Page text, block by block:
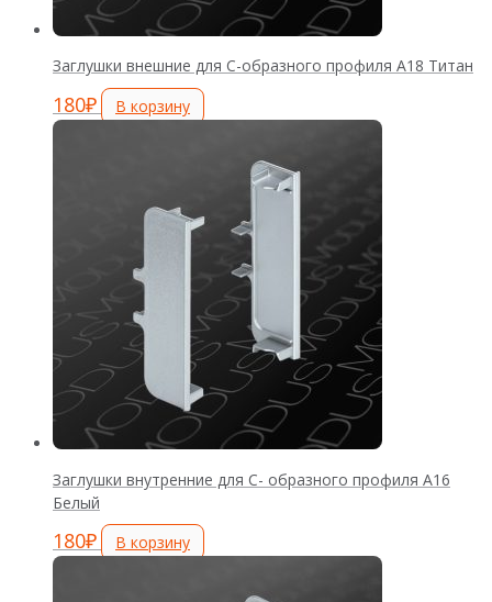
Заглушки внешние для С-образного профиля А18 Титан
180₽ В корзину
Заглушки внутренние для С- образного профиля А16
Белый
180₽ В корзину